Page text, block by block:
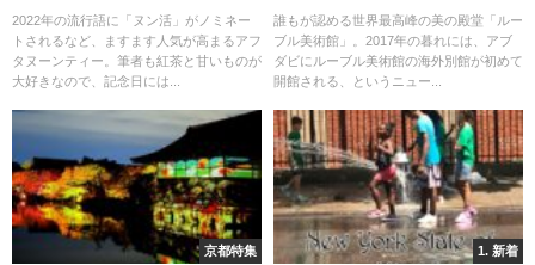
2023 ～スイーツトリップ× 大分
県ベリーツ～」開催中！
2022年の流行語に「ヌン活」がノミネー
トされるなど、ますます人気が高まるアフ
タヌーンティー。筆者も紅茶と甘いものが
大好きなので、記念日には...
「顔」を楽しもう！
誰もが認める世界最高峰の美の殿堂「ルー
ブル美術館」。2017年の暮れには、アブ
ダビにルーブル美術館の海外別館が初めて
開館される、というニュー...
京都特集 1. 新着